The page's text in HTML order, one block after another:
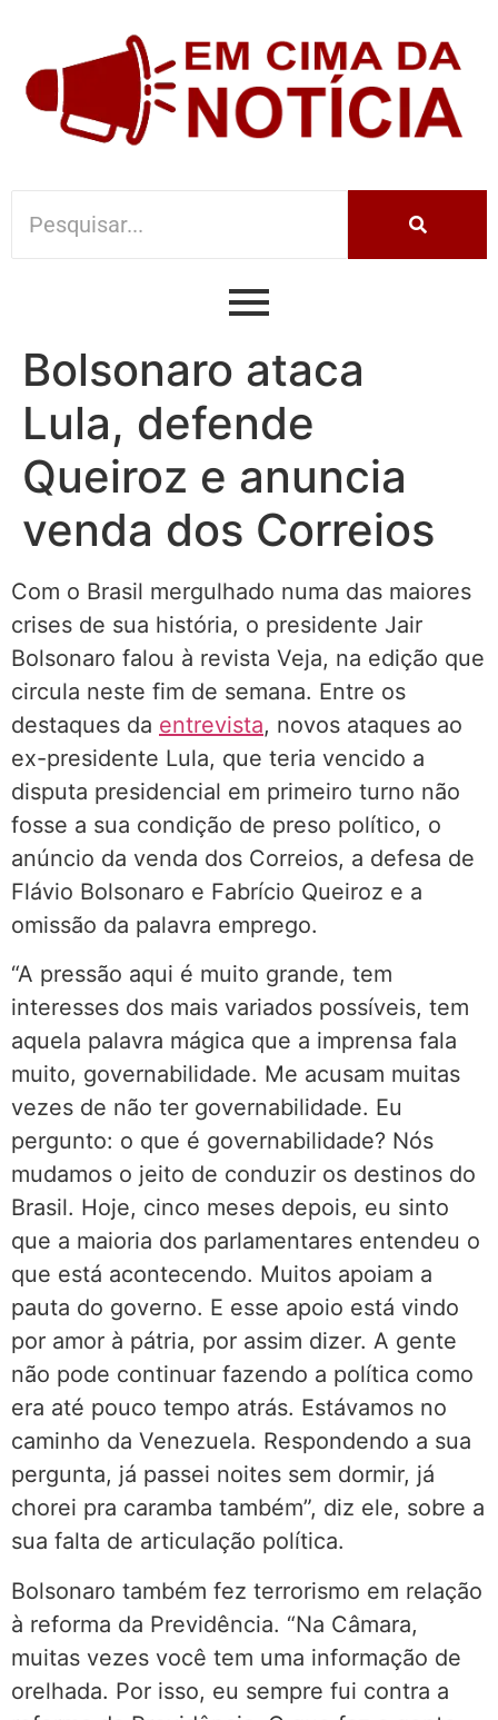
Bolsonaro ataca
Lula, defende
Queiroz e anuncia
venda dos Correios
Com o Brasil mergulhado numa das maiores
crises de sua história, o presidente Jair
Bolsonaro falou à revista Veja, na edição que
circula neste fim de semana. Entre os
destaques da entrevista, novos ataques ao
ex-presidente Lula, que teria vencido a
disputa presidencial em primeiro turno não
fosse a sua condição de preso político, o
anúncio da venda dos Correios, a defesa de
Flávio Bolsonaro e Fabrício Queiroz e a
omissão da palavra emprego.
“A pressão aqui é muito grande, tem
interesses dos mais variados possíveis, tem
aquela palavra mágica que a imprensa fala
muito, governabilidade. Me acusam muitas
vezes de não ter governabilidade. Eu
pergunto: o que é governabilidade? Nós
mudamos o jeito de conduzir os destinos do
Brasil. Hoje, cinco meses depois, eu sinto
que a maioria dos parlamentares entendeu o
que está acontecendo. Muitos apoiam a
pauta do governo. E esse apoio está vindo
por amor à pátria, por assim dizer. A gente
não pode continuar fazendo a política como
era até pouco tempo atrás. Estávamos no
caminho da Venezuela. Respondendo a sua
pergunta, já passei noites sem dormir, já
chorei pra caramba também”, diz ele, sobre a
sua falta de articulação política.
Bolsonaro também fez terrorismo em relação
à reforma da Previdência. “Na Câmara,
muitas vezes você tem uma informação de
orelhada. Por isso, eu sempre fui contra a